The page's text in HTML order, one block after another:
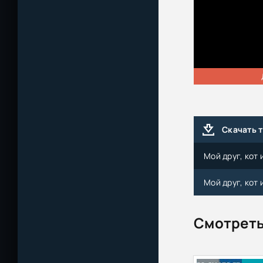
Скачать
Мой друг, кот
Мой друг, кот